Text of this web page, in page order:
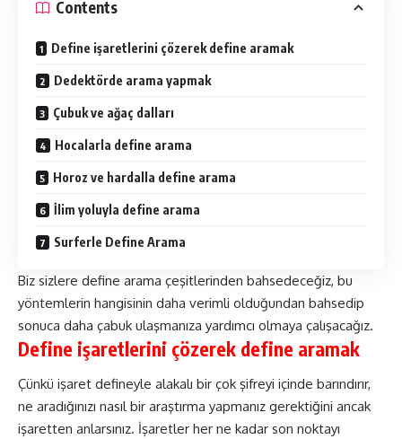
Contents
Define işaretlerini çözerek define aramak
Dedektörde arama yapmak
Çubuk ve ağaç dalları
Hocalarla define arama
Horoz ve hardalla define arama
İlim yoluyla define arama
Surferle Define Arama
Biz sizlere define arama çeşitlerinden bahsedeceğiz, bu
yöntemlerin hangisinin daha verimli olduğundan bahsedip
sonuca daha çabuk ulaşmanıza yardımcı olmaya çalışacağız.
Define işaretlerini çözerek define aramak
Çünkü işaret defineyle alakalı bir çok şifreyi içinde barındırır,
ne aradığınızı nasıl bir araştırma yapmanız gerektiğini ancak
işaretten anlarsınız. İşaretler her ne kadar son noktayı